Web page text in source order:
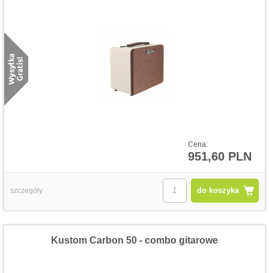
Cena:
951,60 PLN
do koszyka
szczegóły
Kustom Carbon 50 - combo gitarowe